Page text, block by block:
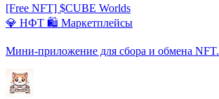
[Free NFT] $CUBE Worlds
💎 НФТ 🛍️ Маркетплейсы
Мини-приложение для сбора и обмена NFT.